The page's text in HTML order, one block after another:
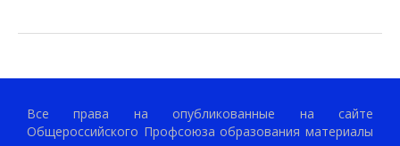
Все права на опубликованные на сайте
Общероссийского Профсоюза образования материалы